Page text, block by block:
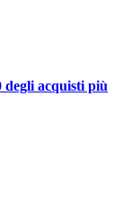
degli acquisti più